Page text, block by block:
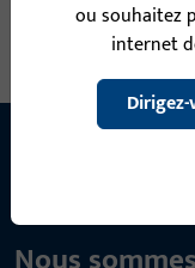
ou souhaitez
internet
Dirigez-